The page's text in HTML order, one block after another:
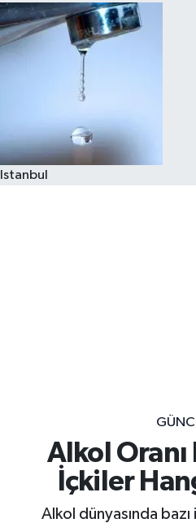
Istanbul
Alkol Oranı
İçkiler
Alkol dünyasında